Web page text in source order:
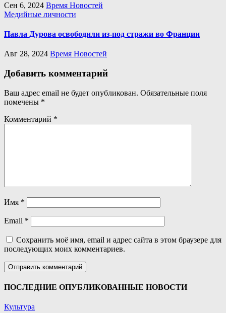
Сен 6, 2024 Время Новостей
Медийные личности
Павла Дурова освободили из-под стражи во Франции
Авг 28, 2024 Время Новостей
Добавить комментарий
Ваш адрес email не будет опубликован. Обязательные поля
помечены *
Комментарий *
Имя *
Email *
Сохранить моё имя, email и адрес сайта в этом браузере для
последующих моих комментариев.
ПОСЛЕДНИЕ ОПУБЛИКОВАННЫЕ НОВОСТИ
Культура